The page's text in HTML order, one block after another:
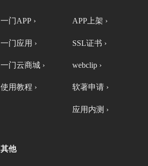
一门APP ›
一门应用 ›
一门云商城 ›
使用教程 ›
APP上架 ›
SSL证书 ›
webclip ›
软著申请 ›
应用内测 ›
其他